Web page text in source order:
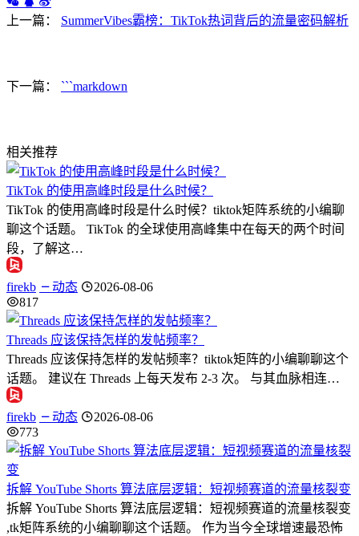
上一篇： SummerVibes霸榜：TikTok热词背后的流量密码解析
下一篇： ```markdown
相关推荐
TikTok 的使用高峰时段是什么时候？
TikTok 的使用高峰时段是什么时候？tiktok矩阵系统的小编聊
聊这个话题。 TikTok 的全球使用高峰集中在每天的两个时间
段，了解这…
firekb 动态
2026-08-06
817
Threads 应该保持怎样的发帖频率？
Threads 应该保持怎样的发帖频率？tiktok矩阵的小编聊聊这个
话题。 建议在 Threads 上每天发布 2-3 次。 与其血脉相连…
firekb 动态
2026-08-06
773
拆解 YouTube Shorts 算法底层逻辑：短视频赛道的流量核裂变
拆解 YouTube Shorts 算法底层逻辑：短视频赛道的流量核裂变
,tk矩阵系统的小编聊聊这个话题。 作为当今全球增速最恐怖